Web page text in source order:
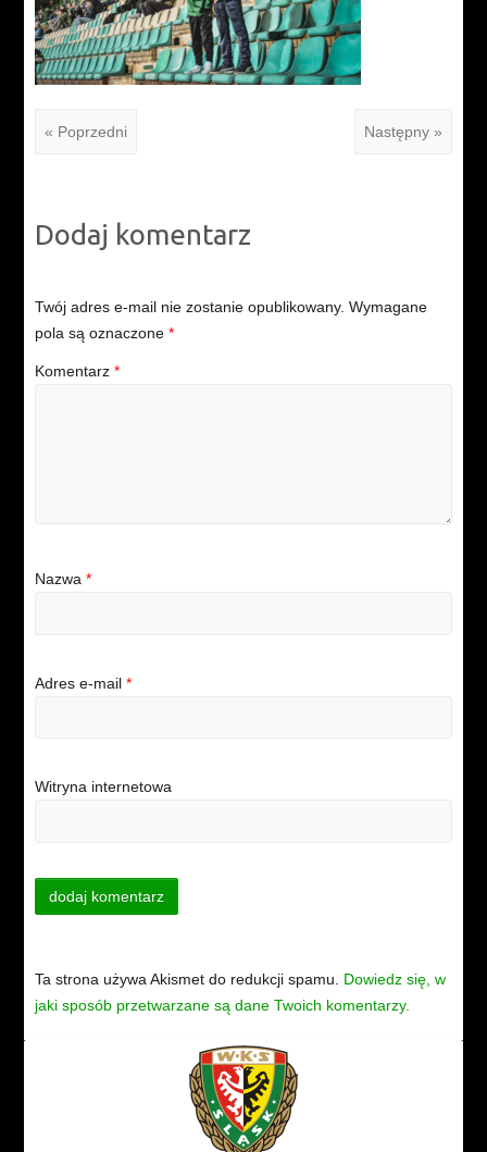
« Poprzedni Następny »
Dodaj komentarz
Twój adres e-mail nie zostanie opublikowany. Wymagane
pola są oznaczone *
Komentarz *
Nazwa *
Adres e-mail *
Witryna internetowa
Ta strona używa Akismet do redukcji spamu. Dowiedz się, w
jaki sposób przetwarzane są dane Twoich komentarzy.